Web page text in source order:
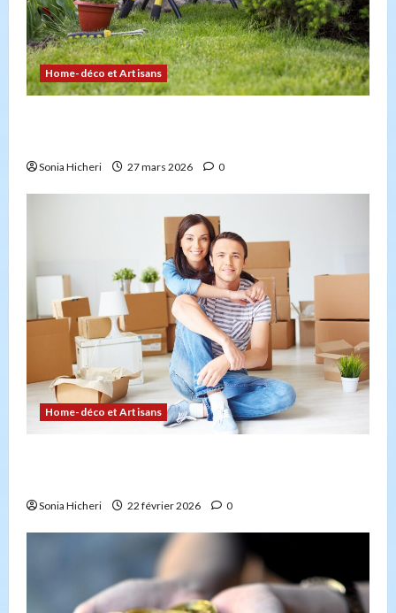
Home-déco et Artisans
Sonia Hicheri 27 mars 2026 0
Home-déco et Artisans
Sonia Hicheri 22 février 2026 0